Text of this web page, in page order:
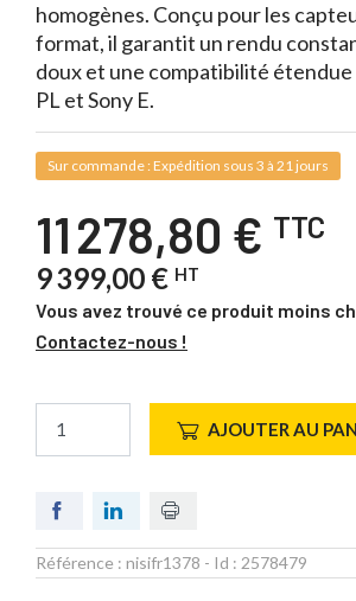
homogènes. Conçu pour les
format, il garantit un rendu
doux et une compatibilité
PL et Sony E.
Sur commande : Expédition sous 3 à 21 jours
11 278,80 € TTC
9 399,00 € HT
Vous avez trouvé ce produit moins
Contactez-nous !
AJOUTER AU
Référence : nisifr1378 - Id : 2578479